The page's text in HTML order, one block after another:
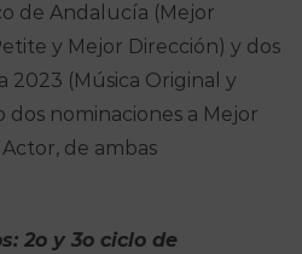
de Andalucía (Mejor
y Mejor Dirección) y dos
2023 (Música Original y
dos nominaciones a Mejor
de ambas
2o y 3o ciclo de